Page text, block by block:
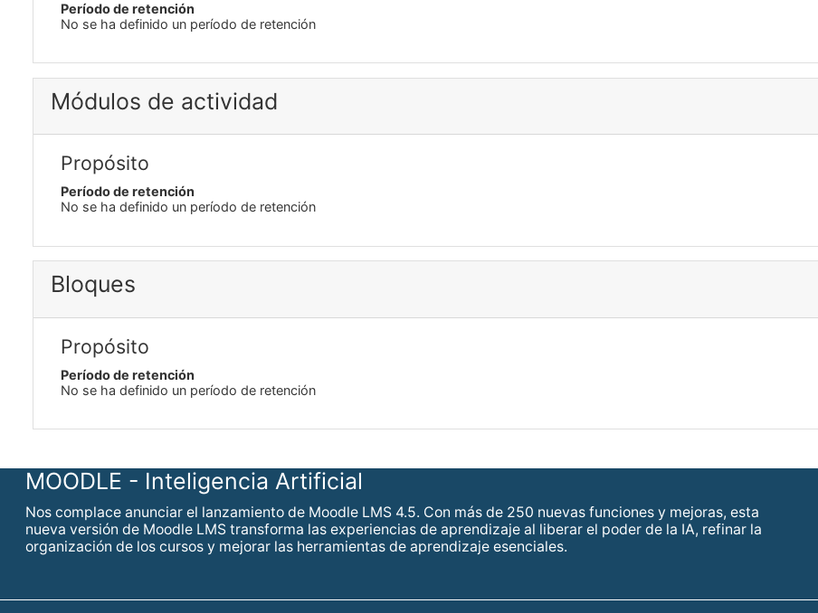
Período de retención
No se ha definido un período de retención
Módulos de actividad
Propósito
Período de retención
No se ha definido un período de retención
Bloques
Propósito
Período de retención
No se ha definido un período de retención
MOODLE - Inteligencia Artificial
Nos complace anunciar el lanzamiento de Moodle LMS 4.5. Con más de 250 nuevas funciones y mejoras, esta
nueva versión de Moodle LMS transforma las experiencias de aprendizaje al liberar el poder de la IA, refinar la
organización de los cursos y mejorar las herramientas de aprendizaje esenciales.